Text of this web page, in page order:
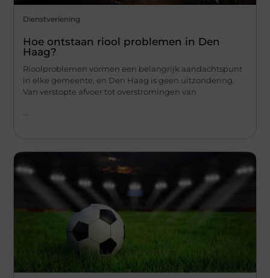
Dienstverlening
Hoe ontstaan riool problemen in Den
Haag?
Rioolproblemen vormen een belangrijk aandachtspunt
in elke gemeente, en Den Haag is geen uitzondering.
Van verstopte afvoer tot overstromingen van